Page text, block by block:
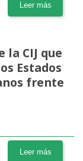
Leer más
CIJ que
Estados
frente
Leer más